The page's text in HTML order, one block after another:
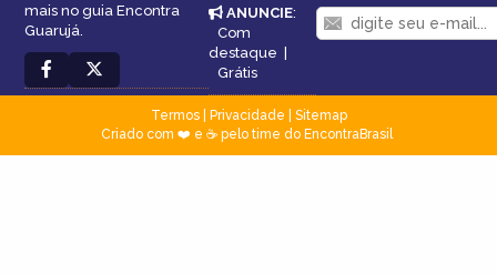
mais no guia Encontra
Guarujá.
ANUNCIE:
Com
destaque |
Grátis
Termos| Privacidade
Sitemap
Criado com ❤️ e ☕ pelo time do EncontraBrasil